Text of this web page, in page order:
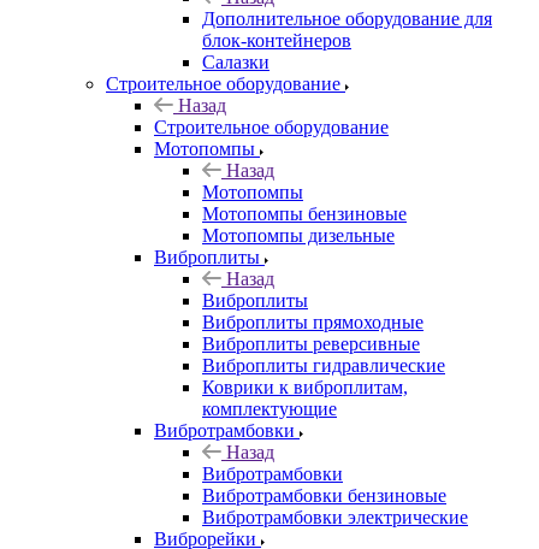
Дополнительное оборудование для
блок-контейнеров
Салазки
Строительное оборудование
Назад
Строительное оборудование
Мотопомпы
Назад
Мотопомпы
Мотопомпы бензиновые
Мотопомпы дизельные
Виброплиты
Назад
Виброплиты
Виброплиты прямоходные
Виброплиты реверсивные
Виброплиты гидравлические
Коврики к виброплитам,
комплектующие
Вибротрамбовки
Назад
Вибротрамбовки
Вибротрамбовки бензиновые
Вибротрамбовки электрические
Виброрейки